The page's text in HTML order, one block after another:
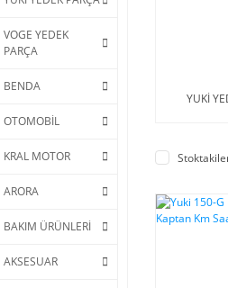
VOGE YEDEK
PARÇA
BENDA
OTOMOBİL
KRAL MOTOR
ARORA
BAKIM ÜRÜNLERİ
AKSESUAR
YUKİ